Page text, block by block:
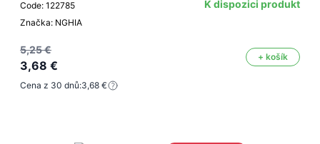
Code: 122785
Značka: NGHIA
K dispozici produkt
5,25 €
3,68 €
+ košík
Cena z 30 dnů:3,68 €